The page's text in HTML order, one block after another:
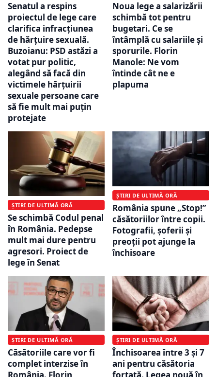
Senatul a respins
proiectul de lege care
clarifica infracțiunea
de hărțuire sexuală.
Buzoianu: PSD astăzi a
votat pur politic,
alegând să facă din
victimele hărţuirii
sexuale persoane care
să fie mult mai puţin
protejate
Noua lege a salarizării
schimbă tot pentru
bugetari. Ce se
întâmplă cu salariile și
sporurile. Florin
Manole: Ne vom
întinde cât ne e
plapuma
ȘTIRI DE ULTIMĂ ORĂ
Se schimbă Codul penal
în România. Pedepse
mult mai dure pentru
agresori. Proiect de
lege în Senat
ȘTIRI DE ULTIMĂ ORĂ
România spune „Stop!”
căsătoriilor între copii.
Fotografii, șoferii și
preoții pot ajunge la
închisoare
ȘTIRI DE ULTIMĂ ORĂ
Căsătoriile care vor fi
complet interzise în
ȘTIRI DE ULTIMĂ ORĂ
Închisoarea între 3 şi 7
ani pentru căsătoria